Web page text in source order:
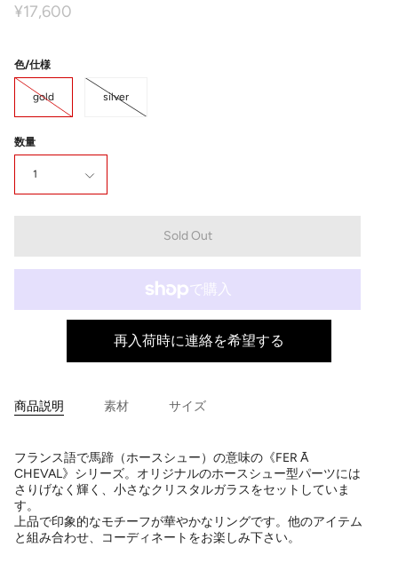
¥17,600
色/仕様
gold silver
数量
1
Sold Out
再入荷時に連絡を希望する
商品説明 素材 サイズ
フランス語で馬蹄（ホースシュー）の意味の《FER Ā
CHEVAL》シリーズ。オリジナルのホースシュー型パーツには
さりげなく輝く、小さなクリスタルガラスをセットしていま
す。
上品で印象的なモチーフが華やかなリングです。他のアイテム
と組み合わせ、コーディネートをお楽しみ下さい。